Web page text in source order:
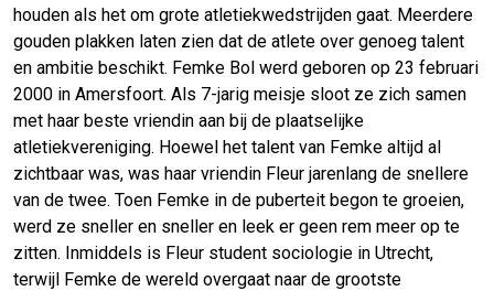
houden als het om grote atletiekwedstrijden gaat. Meerdere
gouden plakken laten zien dat de atlete over genoeg talent
en ambitie beschikt. Femke Bol werd geboren op 23 februari
2000 in Amersfoort. Als 7-jarig meisje sloot ze zich samen
met haar beste vriendin aan bij de plaatselijke
atletiekvereniging. Hoewel het talent van Femke altijd al
zichtbaar was, was haar vriendin Fleur jarenlang de snellere
van de twee. Toen Femke in de puberteit begon te groeien,
werd ze sneller en sneller en leek er geen rem meer op te
zitten. Inmiddels is Fleur student sociologie in Utrecht,
terwijl Femke de wereld overgaat naar de grootste